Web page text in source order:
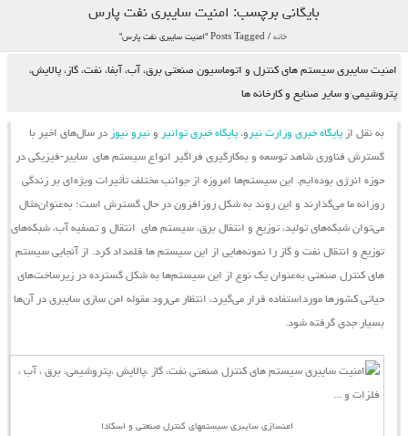
بایگانی برچسب: امنیت سایبری نفت پارس
خانه/ Posts Tagged "امنیت سایبری نفت پارس"
امنیت سایبری سیستم های کنترل و اتوماسیون صنعتی برق، آب، آبفا، نفت، گاز، پالایش،
پتروشیمی و سایر صنایع و کارخانه ها
به نقل از پایگاه خبری وزارت نیر و، پایگاه خبری توانیر و نیرو نیوز در سال‌های اخیر با
گسترش فناوری شاهد توسعه و به‌کارگیری فراگیر انواع سیستم ‌های سایبر-فیزیکی در
حوزه انرژی بوده‌ایم. این سیستم‌ها امروزه از جوانب مختلف تأثیرات ویژه‌ای بر زندگی
روزانه ما می‌گذارند و این روند به شکل روزافزون در حال گسترش است؛ به‌عنوان‌مثال
می‌توان شبکه‌های تولید، توزیع و انتقال برق، سیستم ‌های انتقال و تصفیه آب، شبکه‌های
توزیع و انتقال نفت و گاز را نمونه‌هایی از این سیستم ‌ها قلمداد کرد. از آنجایی سیستم
‌های کنترل صنعتی به‌عنوان یک نوع از این سیستم‌ها به شکل گسترده در زیرساخت‌های
حیاتی کشورها مورداستفاده قرار می‌گیرد، انتظار می‌رود مقوله امن‌‌ سازی سایبری در آن‌ها
بسیار جدی گرفته شود.
امنسازی سایبری سیستمهای کنترل صنعتی و اسکادا